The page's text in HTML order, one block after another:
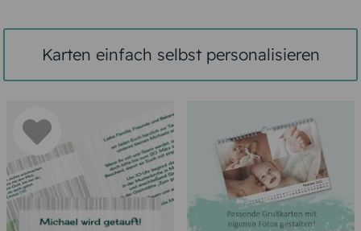
Karten einfach selbst personalisieren